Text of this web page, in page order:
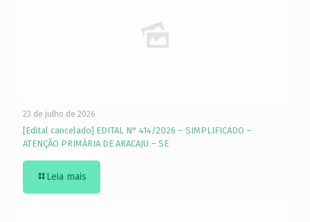
23 de julho de 2026
[Edital cancelado] EDITAL N° 414/2026 – SIMPLIFICADO –
ATENÇÃO PRIMÁRIA DE ARACAJU – SE
Leia mais